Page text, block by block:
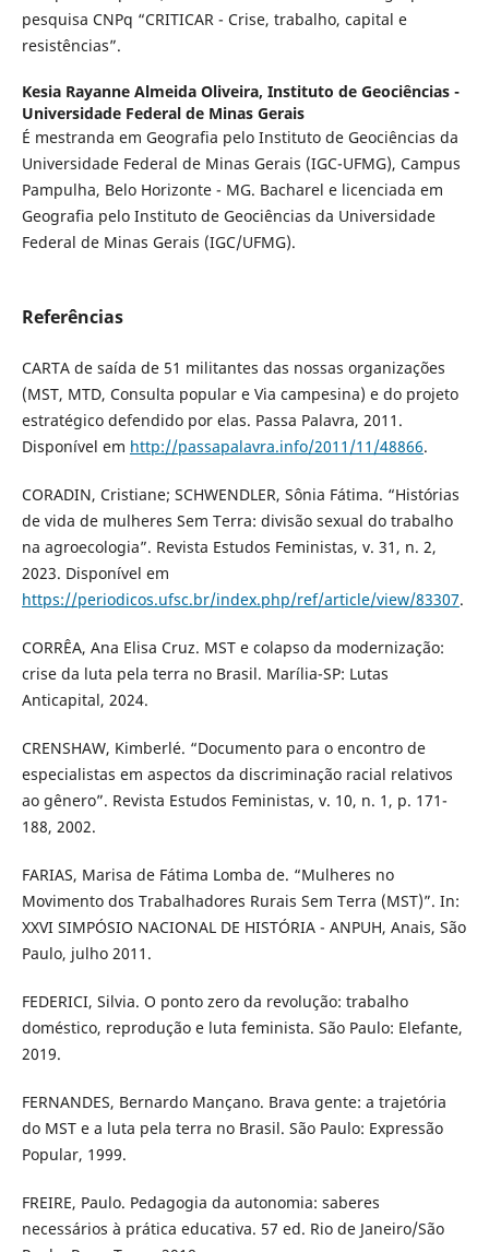
pesquisa CNPq “CRITICAR - Crise, trabalho, capital e
resistências”.
Kesia Rayanne Almeida Oliveira, Instituto de Geociências -
Universidade Federal de Minas Gerais
É mestranda em Geografia pelo Instituto de Geociências da
Universidade Federal de Minas Gerais (IGC-UFMG), Campus
Pampulha, Belo Horizonte - MG. Bacharel e licenciada em
Geografia pelo Instituto de Geociências da Universidade
Federal de Minas Gerais (IGC/UFMG).
Referências
CARTA de saída de 51 militantes das nossas organizações
(MST, MTD, Consulta popular e Via campesina) e do projeto
estratégico defendido por elas. Passa Palavra, 2011.
Disponível em http://passapalavra.info/2011/11/48866.
CORADIN, Cristiane; SCHWENDLER, Sônia Fátima. “Histórias
de vida de mulheres Sem Terra: divisão sexual do trabalho
na agroecologia”. Revista Estudos Feministas, v. 31, n. 2,
2023. Disponível em
https://periodicos.ufsc.br/index.php/ref/article/view/83307.
CORRÊA, Ana Elisa Cruz. MST e colapso da modernização:
crise da luta pela terra no Brasil. Marília-SP: Lutas
Anticapital, 2024.
CRENSHAW, Kimberlé. “Documento para o encontro de
especialistas em aspectos da discriminação racial relativos
ao gênero”. Revista Estudos Feministas, v. 10, n. 1, p. 171-
188, 2002.
FARIAS, Marisa de Fátima Lomba de. “Mulheres no
Movimento dos Trabalhadores Rurais Sem Terra (MST)”. In:
XXVI SIMPÓSIO NACIONAL DE HISTÓRIA - ANPUH, Anais, São
Paulo, julho 2011.
FEDERICI, Silvia. O ponto zero da revolução: trabalho
doméstico, reprodução e luta feminista. São Paulo: Elefante,
2019.
FERNANDES, Bernardo Mançano. Brava gente: a trajetória
do MST e a luta pela terra no Brasil. São Paulo: Expressão
Popular, 1999.
FREIRE, Paulo. Pedagogia da autonomia: saberes
necessários à prática educativa. 57 ed. Rio de Janeiro/São